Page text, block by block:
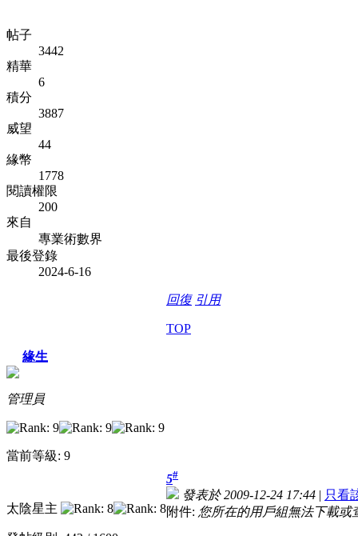
帖子
3442
精華
6
積分
3887
威望
44
緣幣
1778
閱讀權限
200
來自
專業術數界
最後登錄
2024-6-16
回復 引用
TOP
緣生
管理員
當前等級: 9
太陰星主
5#
發表於 2009-12-24 17:44 | 只看
附件: 您所在的用戶組無法下載或